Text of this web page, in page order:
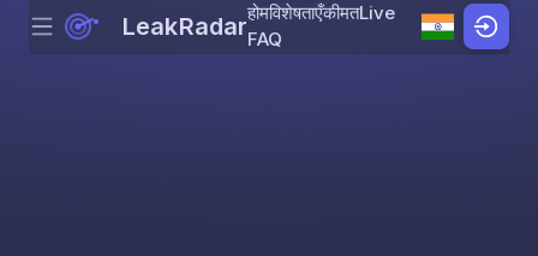
Skip to content
Menu LeakRadarहोमविशेषताएँकीमतLive
FAQ